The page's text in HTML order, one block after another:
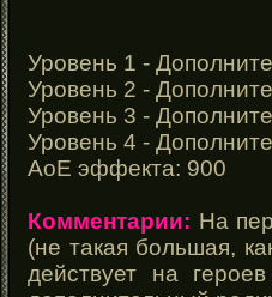
Уровень 1 -
Уровень 2 -
Уровень 3 -
Уровень 4 -
АоЕ эффекта: 900
Комментарии: На
(не такая большая,
действует на